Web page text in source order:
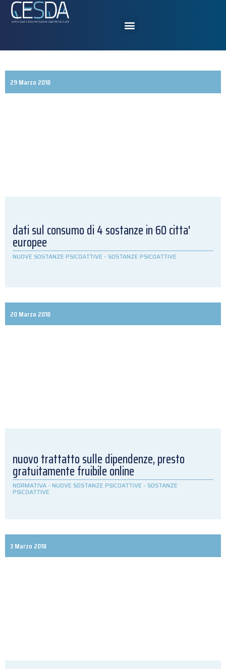
29 Marzo 2018
dati sul consumo di 4 sostanze in 60 citta'
europee
NUOVE SOSTANZE PSICOATTIVE - SOSTANZE PSICOATTIVE
20 Marzo 2018
nuovo trattatto sulle dipendenze, presto
gratuitamente fruibile online
NORMATIVA - NUOVE SOSTANZE PSICOATTIVE - SOSTANZE
PSICOATTIVE
3 Marzo 2018